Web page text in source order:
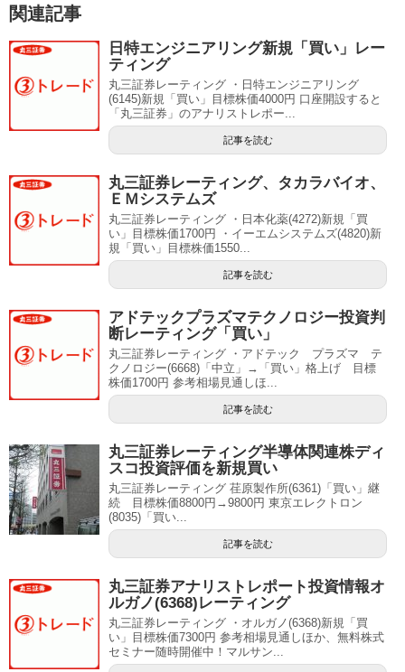
関連記事
日特エンジニアリング新規「買い」レー
ティング
丸三証券レーティング ・日特エンジニアリング
(6145)新規「買い」目標株価4000円 口座開設すると
「丸三証券」のアナリストレポー...
記事を読む
丸三証券レーティング、タカラバイオ、
ＥＭシステムズ
丸三証券レーティング ・日本化薬(4272)新規「買
い」目標株価1700円 ・イーエムシステムズ(4820)新
規「買い」目標株価1550...
記事を読む
アドテックプラズマテクノロジー投資判
断レーティング「買い」
丸三証券レーティング ・アドテック プラズマ テ
クノロジー(6668)「中立」→「買い」格上げ 目標
株価1700円 参考相場見通しほ...
記事を読む
丸三証券レーティング半導体関連株ディ
スコ投資評価を新規買い
丸三証券レーティング 荏原製作所(6361)「買い」継
続 目標株価8800円→9800円 東京エレクトロン
(8035)「買い...
記事を読む
丸三証券アナリストレポート投資情報オ
ルガノ(6368)レーティング
丸三証券レーティング ・オルガノ(6368)新規「買
い」目標株価7300円 参考相場見通しほか、無料株式
セミナー随時開催中！マルサン...